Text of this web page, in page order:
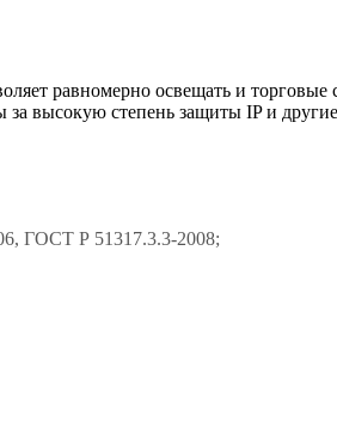
равномерно освещать и
высокую степень защиты IP и
ГОСТ Р 51317.3.3-2008;